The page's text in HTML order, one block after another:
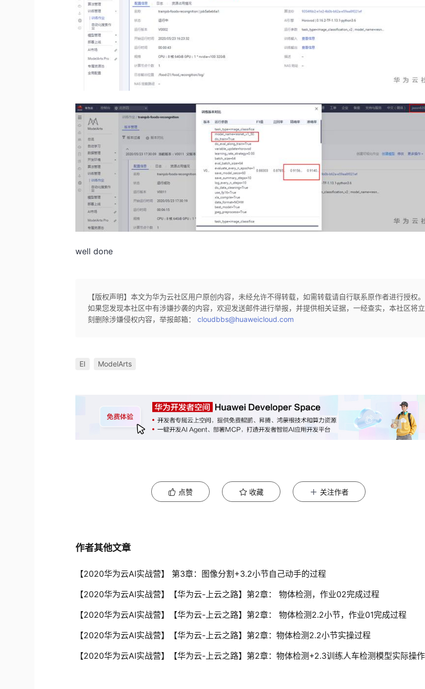
well done
【版权声明】本文为华为云社区用户原创内容，未经允许不得转载，如需转载请自行联系原作者进行授权。
如果您发现本社区中有涉嫌抄袭的内容，欢迎发送邮件进行举报，并提供相关证据，一经查实，本社区将立
刻删除涉嫌侵权内容，举报邮箱：cloudbbs@huaweicloud.com
EI ModelArts
点赞 收藏 关注作者
作者其他文章
【2020华为云AI实战营】 第3章：图像分割+3.2小节自己动手的过程
【2020华为云AI实战营】【华为云-上云之路】第2章： 物体检测，作业02完成过程
【2020华为云AI实战营】【华为云-上云之路】第2章： 物体检测2.2小节，作业01完成过程
【2020华为云AI实战营】【华为云-上云之路】第2章：物体检测2.2小节实操过程